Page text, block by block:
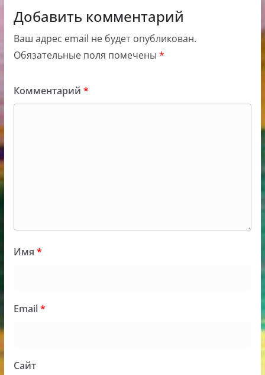
Добавить комментарий
Ваш адрес email не будет опубликован.
Обязательные поля помечены *
Комментарий *
Имя *
Email*
Сайт